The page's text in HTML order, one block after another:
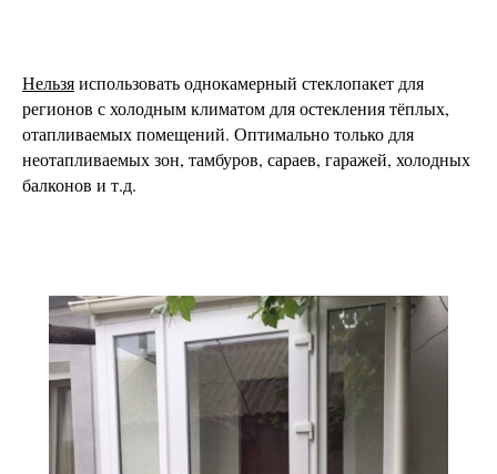
Нельзяиспользовать однокамерный стеклопакет для
регионов с холодным климатом для остекления тёплых,
отапливаемых помещений. Оптимально только для
неотапливаемых зон, тамбуров, сараев, гаражей, холодных
балконов и т.д.